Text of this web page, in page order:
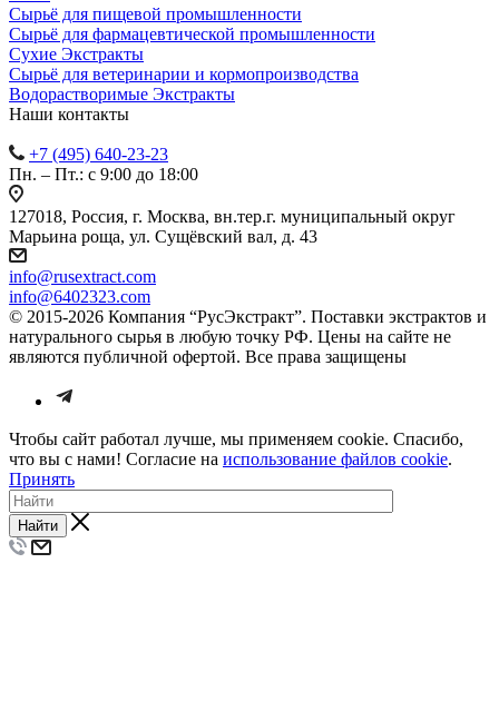
Сырьё для пищевой промышленности
Сырьё для фармацевтической промышленности
Сухие Экстракты
Сырьё для ветеринарии и кормопроизводства
Водорастворимые Экстракты
Наши контакты
+7 (495) 640-23-23
Пн. – Пт.: с 9:00 до 18:00
127018, Россия, г. Москва, вн.тер.г. муниципальный округ
Марьина роща, ул. Сущёвский вал, д. 43
info@rusextract.com
info@6402323.com
© 2015-2026 Компания “РусЭкстракт”. Поставки экстрактов и
натурального сырья в любую точку РФ. Цены на сайте не
являются публичной офертой. Все права защищены
Чтобы сайт работал лучше, мы применяем cookie. Спасибо,
что вы с нами! Согласие на использование файлов cookie.
Принять
Найти